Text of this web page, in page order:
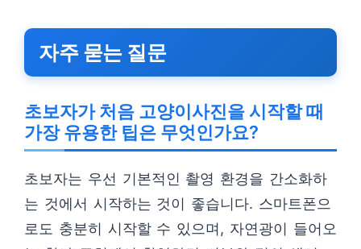
자주 묻는 질문
초보자가 처음 고양이사진을 시작할 때
가장 유용한 팁은 무엇인가요?
초보자는 우선 기본적인 촬영 환경을 간소화하
는 것에서 시작하는 것이 좋습니다. 스마트폰으
로도 충분히 시작할 수 있으며, 자연광이 들어오